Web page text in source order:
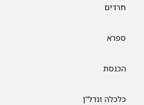
חרדים
ספרא
הכנסת
כלכלה ונדל"ן